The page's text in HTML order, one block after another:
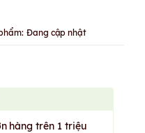
Đang cập nhật
hàng trên 1 triệu